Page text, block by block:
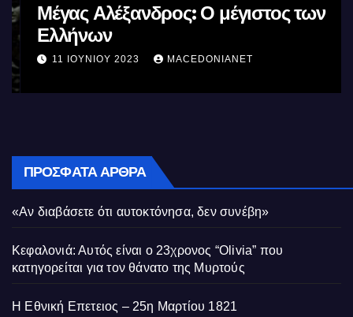
Μέγας Αλέξανδρος: Ο μέγιστος των
Ελλήνων
11 ΙΟΥΝΊΟΥ 2023 MACEDONIANET
ΠΡΌΣΦΑΤΑ ΆΡΘΡΑ
«Αν διαβάσετε ότι αυτοκτόνησα, δεν συνέβη»
Κεφαλονιά: Αυτός είναι ο 23χρονος “Olivia” που
κατηγορείται για τον θάνατο της Μυρτούς
Η Εθνική Επετειος – 25η Μαρτίου 1821